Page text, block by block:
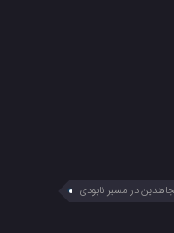
در مسیر نابودی